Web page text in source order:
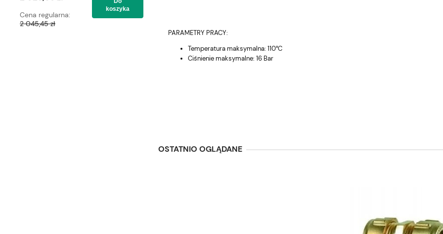
Cena regularna:
2 045,45 zł
koszyka
PARAMETRY PRACY:
Temperatura maksymalna: 110°C
Ciśnienie maksymalne: 16 Bar
OSTATNIO OGLĄDANE